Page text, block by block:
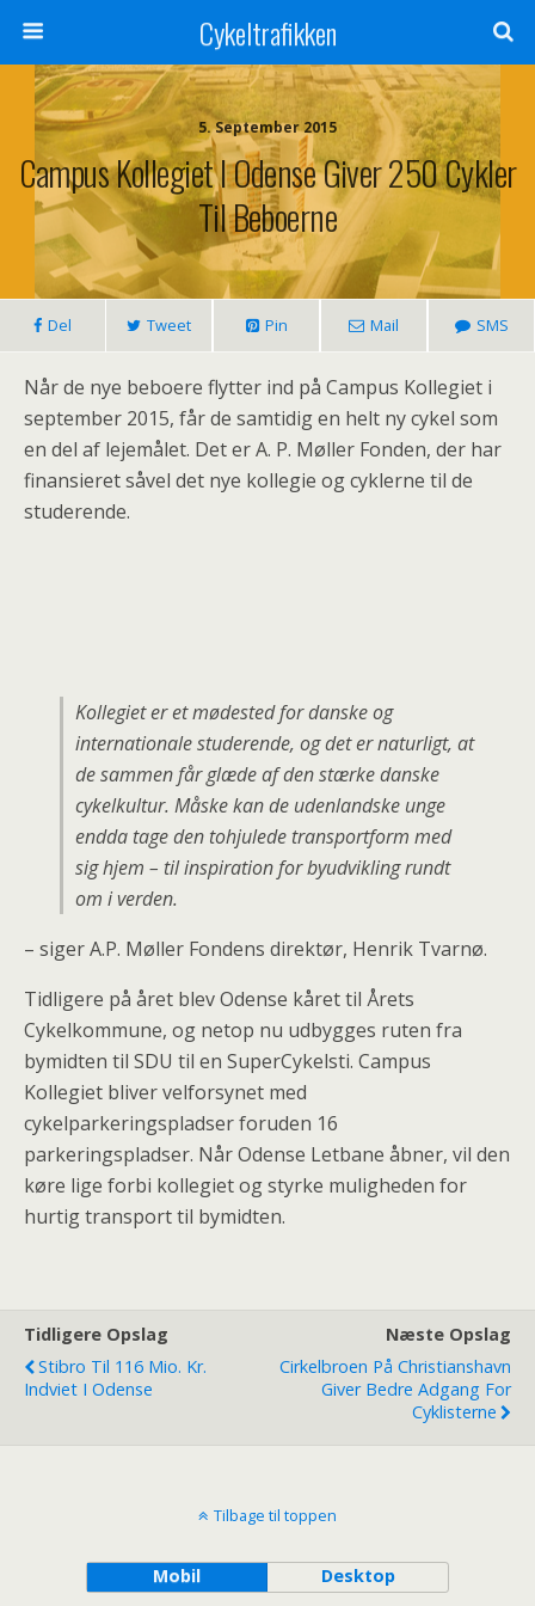
Cykeltrafikken
5. September 2015
Campus Kollegiet I Odense Giver 250 Cykler
Til Beboerne
Del Tweet Pin Mail SMS
Når de nye beboere flytter ind på Campus Kollegiet i
september 2015, får de samtidig en helt ny cykel som
en del af lejemålet. Det er A. P. Møller Fonden, der har
finansieret såvel det nye kollegie og cyklerne til de
studerende.
Kollegiet er et mødested for danske og
internationale studerende, og det er naturligt, at
de sammen får glæde af den stærke danske
cykelkultur. Måske kan de udenlandske unge
endda tage den tohjulede transportform med
sig hjem – til inspiration for byudvikling rundt
om i verden.
– siger A.P. Møller Fondens direktør, Henrik Tvarnø.
Tidligere på året blev Odense kåret til Årets
Cykelkommune, og netop nu udbygges ruten fra
bymidten til SDU til en SuperCykelsti. Campus
Kollegiet bliver velforsynet med
cykelparkeringspladser foruden 16
parkeringspladser. Når Odense Letbane åbner, vil den
køre lige forbi kollegiet og styrke muligheden for
hurtig transport til bymidten.
Tidligere Opslag
Stibro Til 116 Mio. Kr.
Indviet I Odense
Næste Opslag
Cirkelbroen På Christianshavn
Giver Bedre Adgang For
Cyklisterne
Tilbage til toppen
Mobil Desktop